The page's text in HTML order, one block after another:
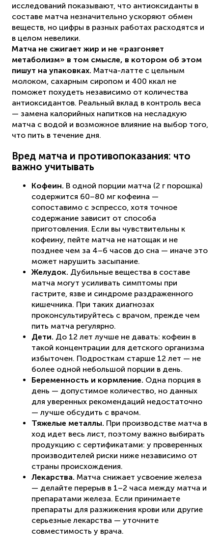
исследований показывают, что антиоксиданты в
составе матча незначительно ускоряют обмен
веществ, но цифры в разных работах расходятся и
в целом невелики.
Матча не сжигает жир и не «разгоняет
метаболизм» в том смысле, в котором об этом
пишут на упаковках. Матча-латте с цельным
молоком, сахарным сиропом и 400 ккал не
поможет похудеть независимо от количества
антиоксидантов. Реальный вклад в контроль веса
— замена калорийных напитков на несладкую
матча с водой и возможное влияние на выбор того,
что пить в течение дня.
Вред матча и противопоказания: что
важно учитывать
Кофеин. В одной порции матча (2 г порошка)
содержится 60–80 мг кофеина —
сопоставимо с эспрессо, хотя точное
содержание зависит от способа
приготовления. Если вы чувствительны к
кофеину, пейте матча не натощак и не
позднее чем за 4–6 часов до сна — иначе это
может нарушить засыпание.
Желудок. Дубильные вещества в составе
матча могут усиливать симптомы при
гастрите, язве и синдроме раздраженного
кишечника. При таких диагнозах
проконсультируйтесь с врачом, прежде чем
пить матча регулярно.
Дети. До 12 лет лучше не давать: кофеин в
такой концентрации для детского организма
избыточен. Подросткам старше 12 лет — не
более одной небольшой порции в день.
Беременность и кормление. Одна порция в
день — допустимое количество, но данных
для уверенных рекомендаций недостаточно
— лучше обсудить с врачом.
Тяжелые металлы. При производстве матча в
ход идет весь лист, поэтому важно выбирать
продукцию с сертификатами: у проверенных
производителей риски ниже независимо от
страны происхождения.
Лекарства. Матча снижает усвоение железа
— делайте перерыв в 1–2 часа между матча и
препаратами железа. Если принимаете
препараты для разжижения крови или другие
серьезные лекарства — уточните
совместимость у врача.